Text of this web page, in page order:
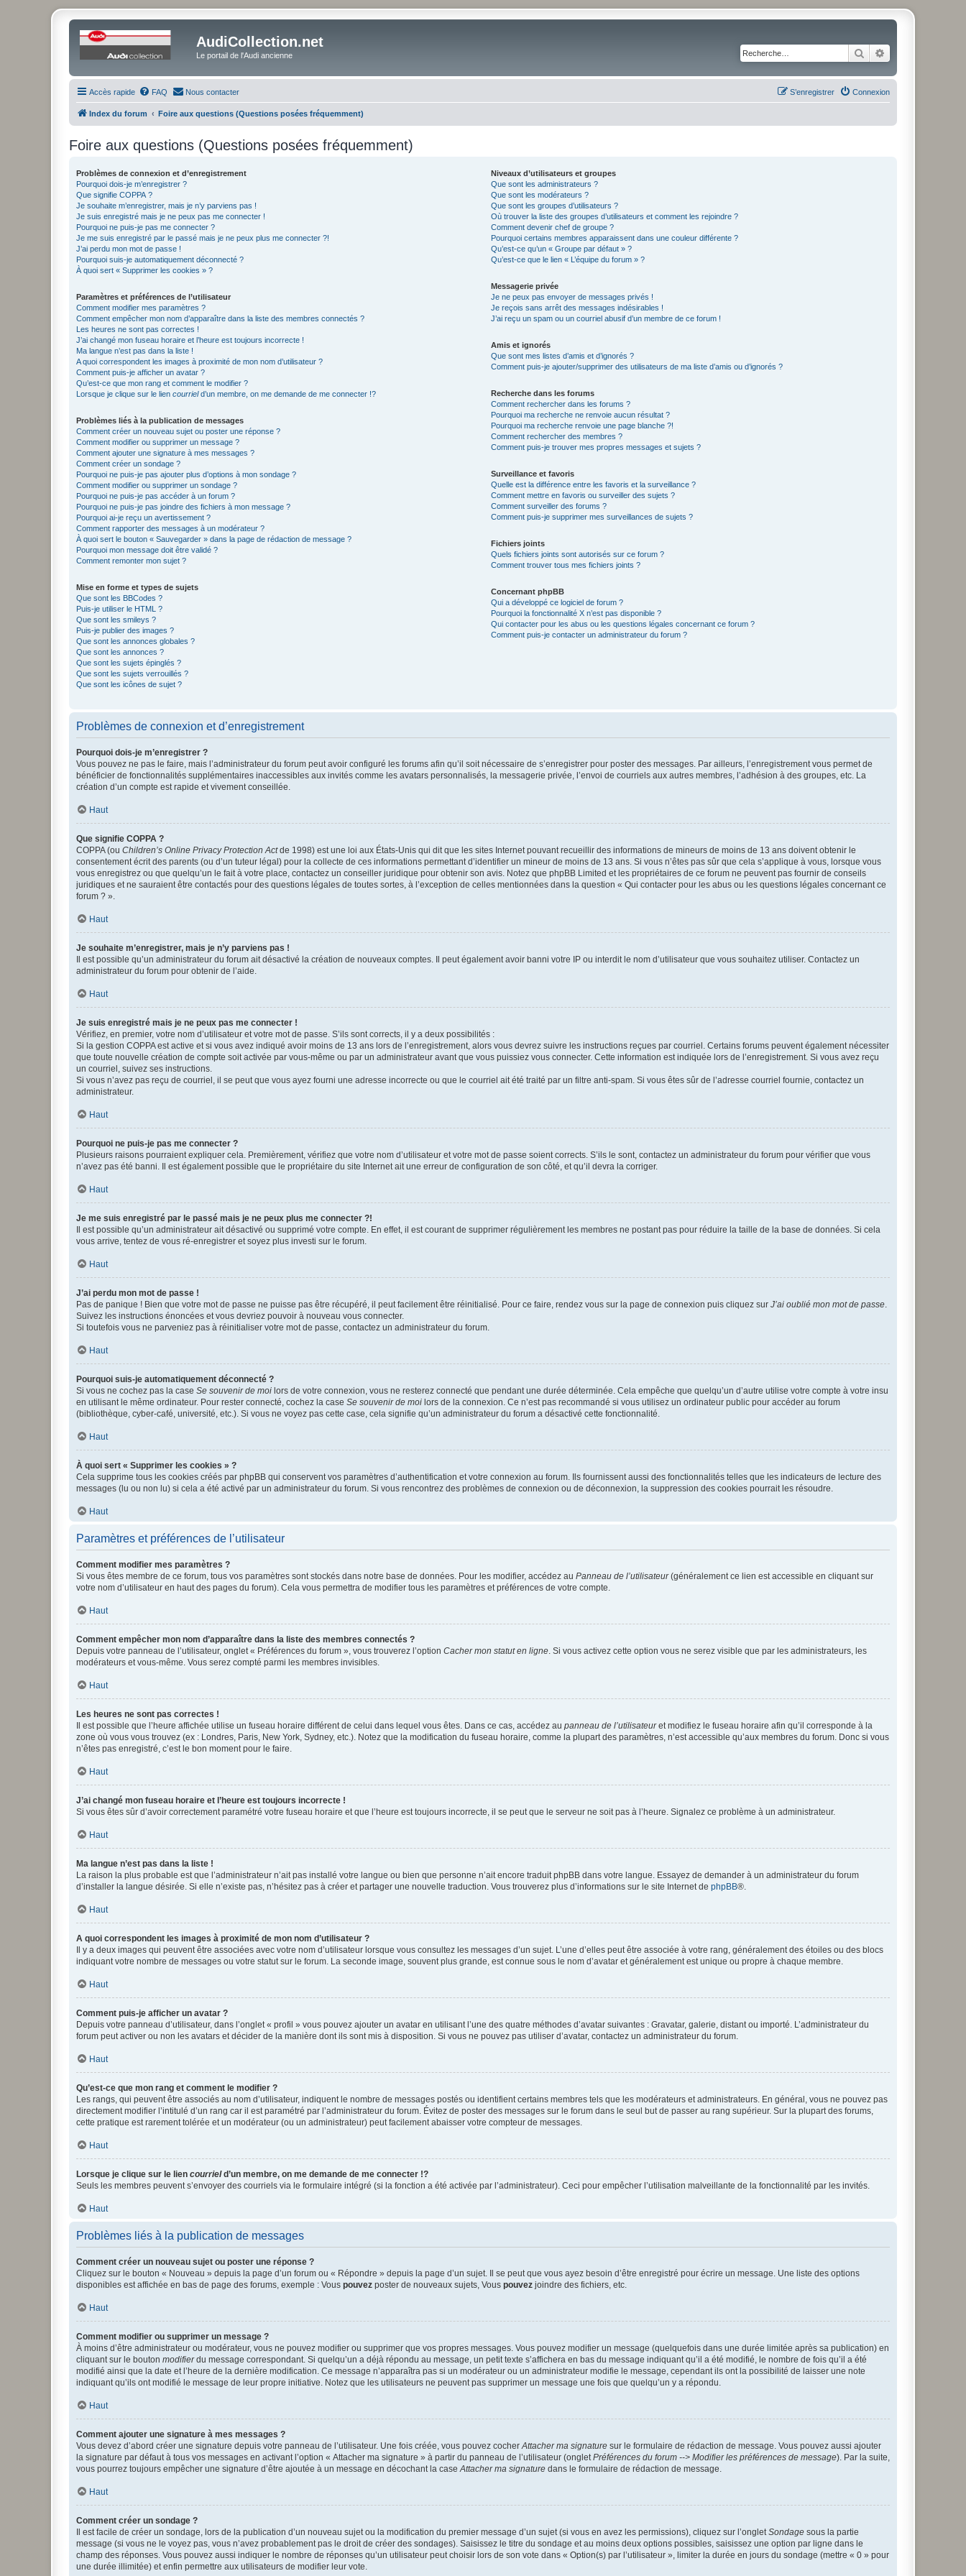
AudiCollection.net
Le portail de l'Audi ancienne Rechercher
Accès rapide FAQ Nous contacter Connexion
S’enregistrer
Index du forum Foire aux questions (Questions posées fréquemment)
Foire aux questions (Questions posées fréquemment)
Problèmes de connexion et d’enregistrement
Pourquoi dois-je m’enregistrer ?
Que signifie COPPA ?
Je souhaite m’enregistrer, mais je n’y parviens pas !
Je suis enregistré mais je ne peux pas me connecter !
Pourquoi ne puis-je pas me connecter ?
Je me suis enregistré par le passé mais je ne peux plus me connecter ?!
J’ai perdu mon mot de passe !
Pourquoi suis-je automatiquement déconnecté ?
À quoi sert « Supprimer les cookies » ?
Paramètres et préférences de l’utilisateur
Comment modifier mes paramètres ?
Comment empêcher mon nom d’apparaître dans la liste des membres connectés ?
Les heures ne sont pas correctes !
J’ai changé mon fuseau horaire et l’heure est toujours incorrecte !
Ma langue n’est pas dans la liste !
A quoi correspondent les images à proximité de mon nom d’utilisateur ?
Comment puis-je afficher un avatar ?
Qu’est-ce que mon rang et comment le modifier ?
Lorsque je clique sur le lien courrield’un membre, on me demande de me connecter !?
Problèmes liés à la publication de messages
Comment créer un nouveau sujet ou poster une réponse ?
Comment modifier ou supprimer un message ?
Comment ajouter une signature à mes messages ?
Comment créer un sondage ?
Pourquoi ne puis-je pas ajouter plus d’options à mon sondage ?
Comment modifier ou supprimer un sondage ?
Pourquoi ne puis-je pas accéder à un forum ?
Pourquoi ne puis-je pas joindre des fichiers à mon message ?
Pourquoi ai-je reçu un avertissement ?
Comment rapporter des messages à un modérateur ?
À quoi sert le bouton « Sauvegarder » dans la page de rédaction de message ?
Pourquoi mon message doit être validé ?
Comment remonter mon sujet ?
Mise en forme et types de sujets
Que sont les BBCodes ?
Puis-je utiliser le HTML ?
Que sont les smileys ?
Puis-je publier des images ?
Que sont les annonces globales ?
Que sont les annonces ?
Que sont les sujets épinglés ?
Que sont les sujets verrouillés ?
Que sont les icônes de sujet ?
Niveaux d’utilisateurs et groupes
Que sont les administrateurs ?
Que sont les modérateurs ?
Que sont les groupes d’utilisateurs ?
Où trouver la liste des groupes d’utilisateurs et comment les rejoindre ?
Comment devenir chef de groupe ?
Pourquoi certains membres apparaissent dans une couleur différente ?
Qu’est-ce qu’un « Groupe par défaut » ?
Qu’est-ce que le lien « L’équipe du forum » ?
Messagerie privée
Je ne peux pas envoyer de messages privés !
Je reçois sans arrêt des messages indésirables !
J’ai reçu un spam ou un courriel abusif d’un membre de ce forum !
Amis et ignorés
Que sont mes listes d’amis et d’ignorés ?
Comment puis-je ajouter/supprimer des utilisateurs de ma liste d’amis ou d’ignorés ?
Recherche dans les forums
Comment rechercher dans les forums ?
Pourquoi ma recherche ne renvoie aucun résultat ?
Pourquoi ma recherche renvoie une page blanche ?!
Comment rechercher des membres ?
Comment puis-je trouver mes propres messages et sujets ?
Surveillance et favoris
Quelle est la différence entre les favoris et la surveillance ?
Comment mettre en favoris ou surveiller des sujets ?
Comment surveiller des forums ?
Comment puis-je supprimer mes surveillances de sujets ?
Fichiers joints
Quels fichiers joints sont autorisés sur ce forum ?
Comment trouver tous mes fichiers joints ?
Concernant phpBB
Qui a développé ce logiciel de forum ?
Pourquoi la fonctionnalité X n’est pas disponible ?
Qui contacter pour les abus ou les questions légales concernant ce forum ?
Comment puis-je contacter un administrateur du forum ?
Problèmes de connexion et d’enregistrement
Pourquoi dois-je m’enregistrer ?
Vous pouvez ne pas le faire, mais l’administrateur du forum peut avoir configuré les forums afin qu’il soit nécessaire de s’enregistrer pour poster des messages. Par ailleurs, l’enregistrement vous permet de
bénéficier de fonctionnalités supplémentaires inaccessibles aux invités comme les avatars personnalisés, la messagerie privée, l’envoi de courriels aux autres membres, l’adhésion à des groupes, etc. La
création d’un compte est rapide et vivement conseillée.
Haut
Que signifie COPPA ?
COPPA (ou Children’s Online Privacy Protection Actde 1998) est une loi aux États-Unis qui dit que les sites Internet pouvant recueillir des informations de mineurs de moins de 13 ans doivent obtenir le
consentement écrit des parents (ou d’un tuteur légal) pour la collecte de ces informations permettant d’identifier un mineur de moins de 13 ans. Si vous n’êtes pas sûr que cela s’applique à vous, lorsque vous
vous enregistrez ou que quelqu’un le fait à votre place, contactez un conseiller juridique pour obtenir son avis. Notez que phpBB Limited et les propriétaires de ce forum ne peuvent pas fournir de conseils
juridiques et ne sauraient être contactés pour des questions légales de toutes sortes, à l’exception de celles mentionnées dans la question « Qui contacter pour les abus ou les questions légales concernant ce
forum ? ».
Haut
Je souhaite m’enregistrer, mais je n’y parviens pas !
Il est possible qu’un administrateur du forum ait désactivé la création de nouveaux comptes. Il peut également avoir banni votre IP ou interdit le nom d’utilisateur que vous souhaitez utiliser. Contactez un
administrateur du forum pour obtenir de l’aide.
Haut
Je suis enregistré mais je ne peux pas me connecter !
Vérifiez, en premier, votre nom d’utilisateur et votre mot de passe. S’ils sont corrects, il y a deux possibilités :
Si la gestion COPPA est active et si vous avez indiqué avoir moins de 13 ans lors de l’enregistrement, alors vous devrez suivre les instructions reçues par courriel. Certains forums peuvent également nécessiter
que toute nouvelle création de compte soit activée par vous-même ou par un administrateur avant que vous puissiez vous connecter. Cette information est indiquée lors de l’enregistrement. Si vous avez reçu
un courriel, suivez ses instructions.
Si vous n’avez pas reçu de courriel, il se peut que vous ayez fourni une adresse incorrecte ou que le courriel ait été traité par un filtre anti-spam. Si vous êtes sûr de l’adresse courriel fournie, contactez un
administrateur.
Haut
Pourquoi ne puis-je pas me connecter ?
Plusieurs raisons pourraient expliquer cela. Premièrement, vérifiez que votre nom d’utilisateur et votre mot de passe soient corrects. S’ils le sont, contactez un administrateur du forum pour vérifier que vous
n’avez pas été banni. Il est également possible que le propriétaire du site Internet ait une erreur de configuration de son côté, et qu’il devra la corriger.
Haut
Je me suis enregistré par le passé mais je ne peux plus me connecter ?!
Il est possible qu’un administrateur ait désactivé ou supprimé votre compte. En effet, il est courant de supprimer régulièrement les membres ne postant pas pour réduire la taille de la base de données. Si cela
vous arrive, tentez de vous ré-enregistrer et soyez plus investi sur le forum.
Haut
J’ai perdu mon mot de passe !
Pas de panique ! Bien que votre mot de passe ne puisse pas être récupéré, il peut facilement être réinitialisé. Pour ce faire, rendez vous sur la page de connexion puis cliquez sur J’ai oublié mon mot de passe
Suivez les instructions énoncées et vous devriez pouvoir à nouveau vous connecter.
Si toutefois vous ne parveniez pas à réinitialiser votre mot de passe, contactez un administrateur du forum.
Haut
Pourquoi suis-je automatiquement déconnecté ?
Si vous ne cochez pas la case Se souvenir de moi lors de votre connexion, vous ne resterez connecté que pendant une durée déterminée. Cela empêche que quelqu’un d’autre utilise votre compte à votre insu
en utilisant le même ordinateur. Pour rester connecté, cochez la case Se souvenir de moi lors de la connexion. Ce n’est pas recommandé si vous utilisez un ordinateur public pour accéder au forum
(bibliothèque, cyber-café, université, etc.). Si vous ne voyez pas cette case, cela signifie qu’un administrateur du forum a désactivé cette fonctionnalité.
Haut
À quoi sert « Supprimer les cookies » ?
Cela supprime tous les cookies créés par phpBB qui conservent vos paramètres d’authentification et votre connexion au forum. Ils fournissent aussi des fonctionnalités telles que les indicateurs de lecture des
messages (lu ou non lu) si cela a été activé par un administrateur du forum. Si vous rencontrez des problèmes de connexion ou de déconnexion, la suppression des cookies pourrait les résoudre.
Haut
Paramètres et préférences de l’utilisateur
Comment modifier mes paramètres ?
Si vous êtes membre de ce forum, tous vos paramètres sont stockés dans notre base de données. Pour les modifier, accédez au Panneau de l’utilisateur(généralement ce lien est accessible en cliquant sur
votre nom d’utilisateur en haut des pages du forum). Cela vous permettra de modifier tous les paramètres et préférences de votre compte.
Haut
Comment empêcher mon nom d’apparaître dans la liste des membres connectés ?
Depuis votre panneau de l’utilisateur, onglet « Préférences du forum », vous trouverez l’option Cacher mon statut en ligne . Si vous activez cette option vous ne serez visible que par les administrateurs, les
modérateurs et vous-même. Vous serez compté parmi les membres invisibles.
Haut
Les heures ne sont pas correctes !
Il est possible que l’heure affichée utilise un fuseau horaire différent de celui dans lequel vous êtes. Dans ce cas, accédez au panneau de l’utilisateuret modifiez le fuseau horaire afin qu’il corresponde à la
zone où vous vous trouvez (ex : Londres, Paris, New York, Sydney, etc.). Notez que la modification du fuseau horaire, comme la plupart des paramètres, n’est accessible qu’aux membres du forum. Donc si vous
n’êtes pas enregistré, c’est le bon moment pour le faire.
Haut
J’ai changé mon fuseau horaire et l’heure est toujours incorrecte !
Si vous êtes sûr d’avoir correctement paramétré votre fuseau horaire et que l’heure est toujours incorrecte, il se peut que le serveur ne soit pas à l’heure. Signalez ce problème à un administrateur.
Haut
Ma langue n’est pas dans la liste !
La raison la plus probable est que l’administrateur n’ait pas installé votre langue ou bien que personne n’ait encore traduit phpBB dans votre langue. Essayez de demander à un administrateur du forum
d’installer la langue désirée. Si elle n’existe pas, n’hésitez pas à créer et partager une nouvelle traduction. Vous trouverez plus d’informations sur le site Internet de phpBB®.
Haut
A quoi correspondent les images à proximité de mon nom d’utilisateur ?
Il y a deux images qui peuvent être associées avec votre nom d’utilisateur lorsque vous consultez les messages d’un sujet. L’une d’elles peut être associée à votre rang, généralement des étoiles ou des blocs
indiquant votre nombre de messages ou votre statut sur le forum. La seconde image, souvent plus grande, est connue sous le nom d’avatar et généralement est unique ou propre à chaque membre.
Haut
Comment puis-je afficher un avatar ?
Depuis votre panneau d’utilisateur, dans l’onglet « profil » vous pouvez ajouter un avatar en utilisant l’une des quatre méthodes d’avatar suivantes : Gravatar, galerie, distant ou importé. L’administrateur du
forum peut activer ou non les avatars et décider de la manière dont ils sont mis à disposition. Si vous ne pouvez pas utiliser d’avatar, contactez un administrateur du forum.
Haut
Qu’est-ce que mon rang et comment le modifier ?
Les rangs, qui peuvent être associés au nom d’utilisateur, indiquent le nombre de messages postés ou identifient certains membres tels que les modérateurs et administrateurs. En général, vous ne pouvez pas
directement modifier l’intitulé d’un rang car il est paramétré par l’administrateur du forum. Évitez de poster des messages sur le forum dans le seul but de passer au rang supérieur. Sur la plupart des forums,
cette pratique est rarement tolérée et un modérateur (ou un administrateur) peut facilement abaisser votre compteur de messages.
Haut
Lorsque je clique sur le lien courrield’un membre, on me demande de me connecter !?
Seuls les membres peuvent s’envoyer des courriels via le formulaire intégré (si la fonction a été activée par l’administrateur). Ceci pour empêcher l’utilisation malveillante de la fonctionnalité par les invités.
Haut
Problèmes liés à la publication de messages
Comment créer un nouveau sujet ou poster une réponse ?
Cliquez sur le bouton « Nouveau » depuis la page d’un forum ou « Répondre » depuis la page d’un sujet. Il se peut que vous ayez besoin d’être enregistré pour écrire un message. Une liste des options
disponibles est affichée en bas de page des forums, exemple : Vous pouvez poster de nouveaux sujets, Vous pouvez joindre des fichiers, etc.
Haut
Comment modifier ou supprimer un message ?
À moins d’être administrateur ou modérateur, vous ne pouvez modifier ou supprimer que vos propres messages. Vous pouvez modifier un message (quelquefois dans une durée limitée après sa publication) en
cliquant sur le bouton modifierdu message correspondant. Si quelqu’un a déjà répondu au message, un petit texte s’affichera en bas du message indiquant qu’il a été modifié, le nombre de fois qu’il a été
modifié ainsi que la date et l’heure de la dernière modification. Ce message n’apparaîtra pas si un modérateur ou un administrateur modifie le message, cependant ils ont la possibilité de laisser une note
indiquant qu’ils ont modifié le message de leur propre initiative. Notez que les utilisateurs ne peuvent pas supprimer un message une fois que quelqu’un y a répondu.
Haut
Comment ajouter une signature à mes messages ?
Vous devez d’abord créer une signature depuis votre panneau de l’utilisateur. Une fois créée, vous pouvez cocher Attacher ma signature sur le formulaire de rédaction de message. Vous pouvez aussi ajouter
la signature par défaut à tous vos messages en activant l’option « Attacher ma signature » à partir du panneau de l’utilisateur (onglet Préférences du forum --> Modifier les préférences de message). Par la suite,
vous pourrez toujours empêcher une signature d’être ajoutée à un message en décochant la case Attacher ma signature dans le formulaire de rédaction de message.
Haut
Comment créer un sondage ?
Il est facile de créer un sondage, lors de la publication d’un nouveau sujet ou la modification du premier message d’un sujet (si vous en avez les permissions), cliquez sur l’onglet Sondage sous la partie
message (si vous ne le voyez pas, vous n’avez probablement pas le droit de créer des sondages). Saisissez le titre du sondage et au moins deux options possibles, saisissez une option par ligne dans le
champ des réponses. Vous pouvez aussi indiquer le nombre de réponses qu’un utilisateur peut choisir lors de son vote dans « Option(s) par l’utilisateur », limiter la durée en jours du sondage (mettre « 0 » pour
une durée illimitée) et enfin permettre aux utilisateurs de modifier leur vote.